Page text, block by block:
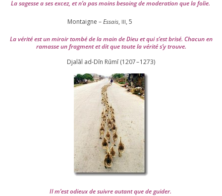
La sagesse a ses excez, et n’a pas moins besoing de mode­ra­tion que la folie.
Montaigne –Essais, III, 5
La véri­té est un miroir tom­bé de la main de Dieu et qui s’est bri­sé. Chacun en
ramasse un frag­ment et dit que toute la véri­té s’y trouve.
Djalāl ad-Dīn Rūmī (1207–1273)
Il m’est odieux de suivre autant que de gui­der.